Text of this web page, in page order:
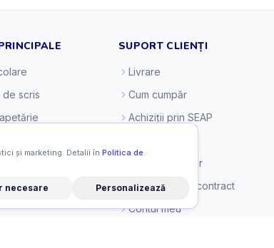
de scris
SUPORT CLIENȚI
Livrare
Cum cumpăr
Achiziții prin SEAP
Politica de retur
Retragere din contract
Contul meu
și marketing. Detalii în Politica de
necesare Personalizează